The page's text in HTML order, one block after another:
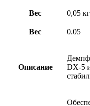
Вес 0,05 кг
Вес 0.05
Описание
DX-5